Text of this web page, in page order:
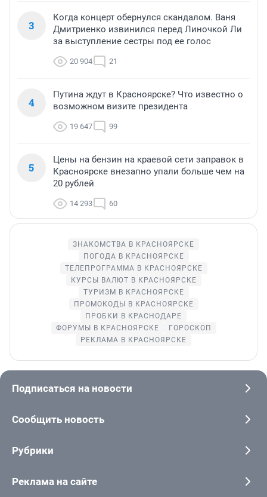
3
Когда концерт обернулся скандалом. Ваня
Дмитриенко извинился перед Линочкой Ли
за выступление сестры под ее голос
20 904 21
4
Путина ждут в Красноярске? Что известно о
возможном визите президента
19 647 99
5
Цены на бензин на краевой сети заправок в
Красноярске внезапно упали больше чем на
20 рублей
14 293 60
ЗНАКОМСТВА В КРАСНОЯРСКЕ
ПОГОДА В КРАСНОЯРСКЕ
ТЕЛЕПРОГРАММА В КРАСНОЯРСКЕ
КУРСЫ ВАЛЮТ В КРАСНОЯРСКЕ
ТУРИЗМ В КРАСНОЯРСКЕ
ПРОМОКОДЫ В КРАСНОЯРСКЕ
ПРОБКИ В КРАСНОДАРЕ
ФОРУМЫ В КРАСНОЯРСКЕ
ГОРОСКОП
РЕКЛАМА В КРАСНОЯРСКЕ
Подписаться на новости
Сообщить новость
Рубрики
Реклама на сайте